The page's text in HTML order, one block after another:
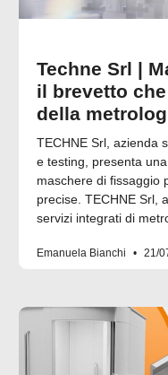
Techne Srl |
il brevetto
della
TECHNE Srl, azienda
e testing, presenta
maschere di fissaggio
precise. TECHNE Srl,
servizi integrati di
Emanuela Bianchi 21/